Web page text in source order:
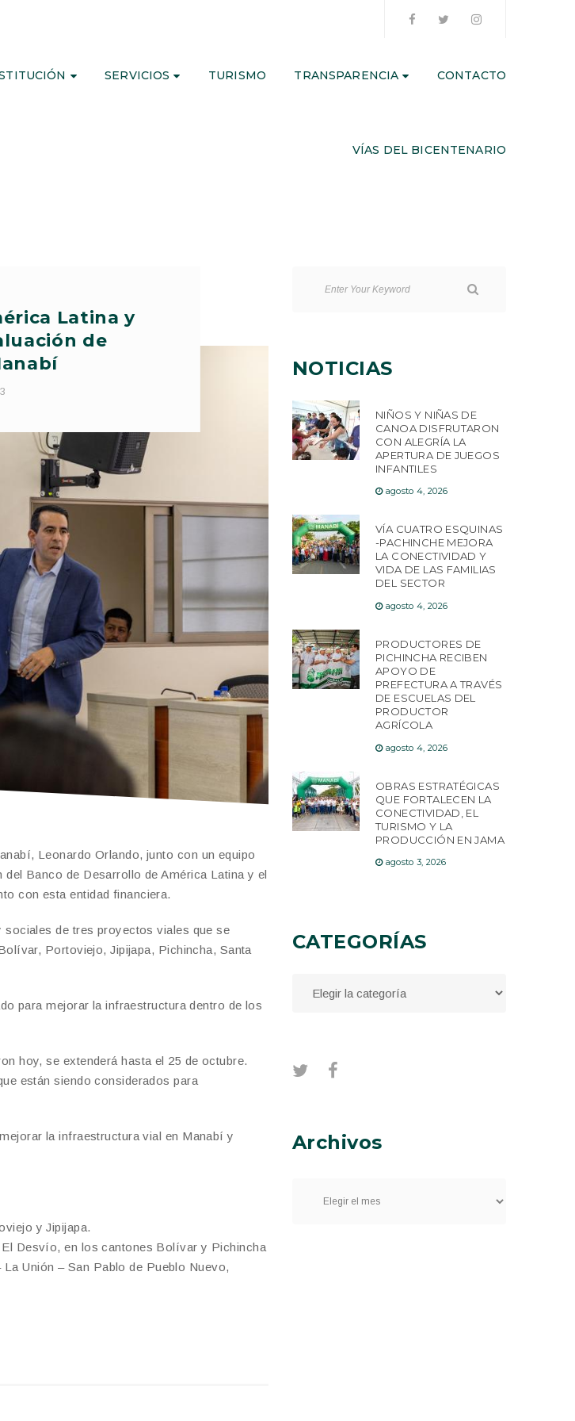
SERVICIOS TURISMO TRANSPARENCIA CONTACTO
VÍAS DEL BICENTENARIO
Latina y
de
Leonardo Orlando, junto con un equipo
Banco de Desarrollo de América Latina y el
con esta entidad financiera.
de tres proyectos viales que se
Portoviejo, Jipijapa, Pichincha, Santa
para mejorar la infraestructura dentro de los
hoy, se extenderá hasta el 25 de octubre.
están siendo considerados para
la infraestructura vial en Manabí y
y Jipijapa.
Desvío, en los cantones Bolívar y Pichincha
Unión – San Pablo de Pueblo Nuevo,
NOTICIAS
NIÑOS Y NIÑAS DE
CANOA DISFRUTARON
CON ALEGRÍA LA
APERTURA DE JUEGOS
INFANTILES
agosto 4, 2026
VÍA CUATRO ESQUINAS
-PACHINCHE MEJORA
LA CONECTIVIDAD Y
VIDA DE LAS FAMILIAS
DEL SECTOR
agosto 4, 2026
PRODUCTORES DE
PICHINCHA RECIBEN
APOYO DE
PREFECTURA A TRAVÉS
DE ESCUELAS DEL
PRODUCTOR
AGRÍCOLA
agosto 4, 2026
OBRAS ESTRATÉGICAS
QUE FORTALECEN LA
CONECTIVIDAD, EL
TURISMO Y LA
PRODUCCIÓN EN JAMA
agosto 3, 2026
CATEGORÍAS
Archivos